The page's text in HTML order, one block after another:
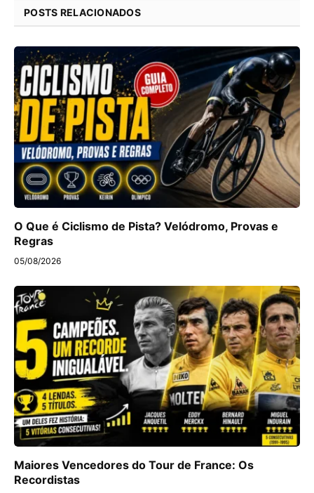
POSTS RELACIONADOS
O Que é Ciclismo de Pista? Velódromo, Provas e
Regras
05/08/2026
Maiores Vencedores do Tour de France: Os
Recordistas